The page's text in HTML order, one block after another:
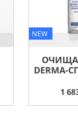
NEW
DERMA-
1